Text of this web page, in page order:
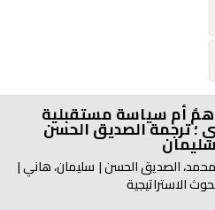
أم سياسة مستقبلية
ترجمة الصديق الحسن
محمد، الصديق الحسن سليمان، هاني
الاستراتيجية